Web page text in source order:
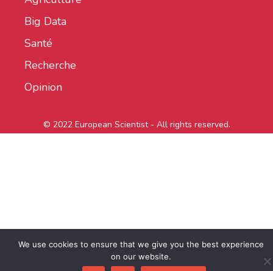
Big Data
Santé
Recherche
Opinion
© 2022 European Scientist - All rights reserved.
We use cookies to ensure that we give you the best experience
on our website.